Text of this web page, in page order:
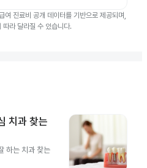
진료비 공개 데이터를 기반으로 제공되며,
라 달라질 수 있습니다.
치과 찾는
하는 치과 찾는